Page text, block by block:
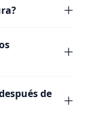
de